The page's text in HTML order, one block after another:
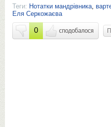
Теги: Нотатки мандрівника,
Еля Серкожаєва
0